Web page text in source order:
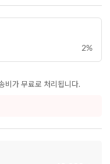
2%
비가 무료로 처리됩니다.